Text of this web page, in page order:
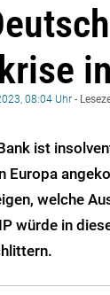
08:04 Uhr -
ist
Europa
welche
würde in